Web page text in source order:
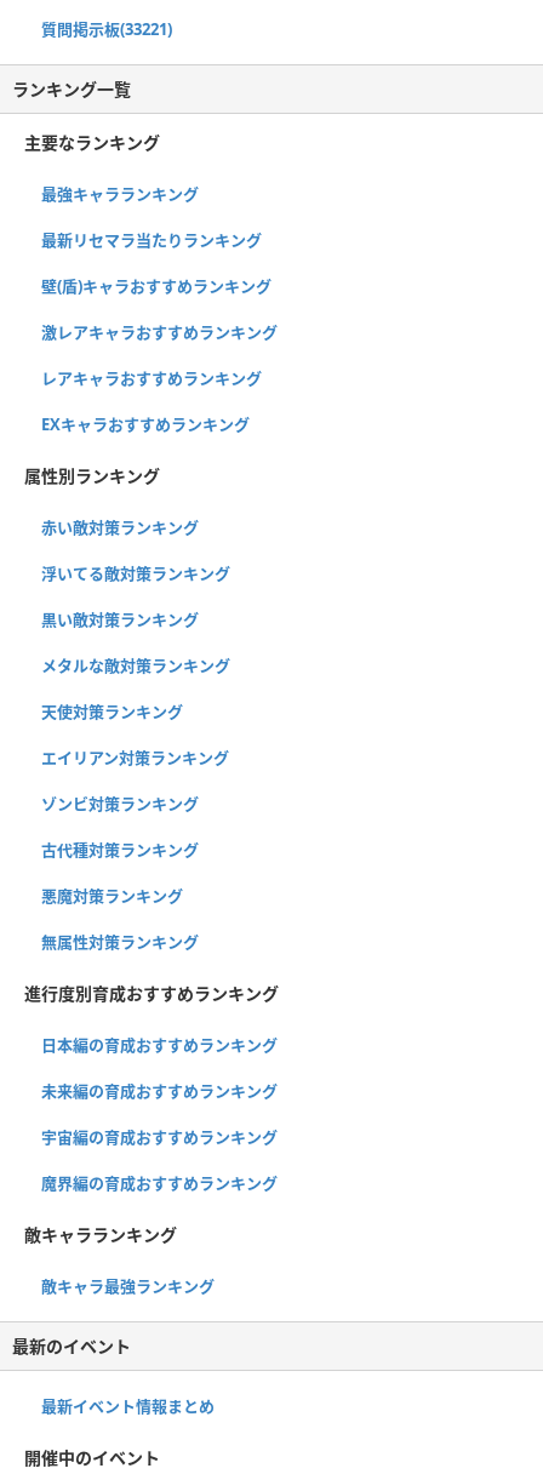
質問掲示板(33221)
ランキング一覧
主要なランキング
最強キャラランキング
最新リセマラ当たりランキング
壁(盾)キャラおすすめランキング
激レアキャラおすすめランキング
レアキャラおすすめランキング
EXキャラおすすめランキング
属性別ランキング
赤い敵対策ランキング
浮いてる敵対策ランキング
黒い敵対策ランキング
メタルな敵対策ランキング
天使対策ランキング
エイリアン対策ランキング
ゾンビ対策ランキング
古代種対策ランキング
悪魔対策ランキング
無属性対策ランキング
進行度別育成おすすめランキング
日本編の育成おすすめランキング
未来編の育成おすすめランキング
宇宙編の育成おすすめランキング
魔界編の育成おすすめランキング
敵キャラランキング
敵キャラ最強ランキング
最新のイベント
最新イベント情報まとめ
開催中のイベント